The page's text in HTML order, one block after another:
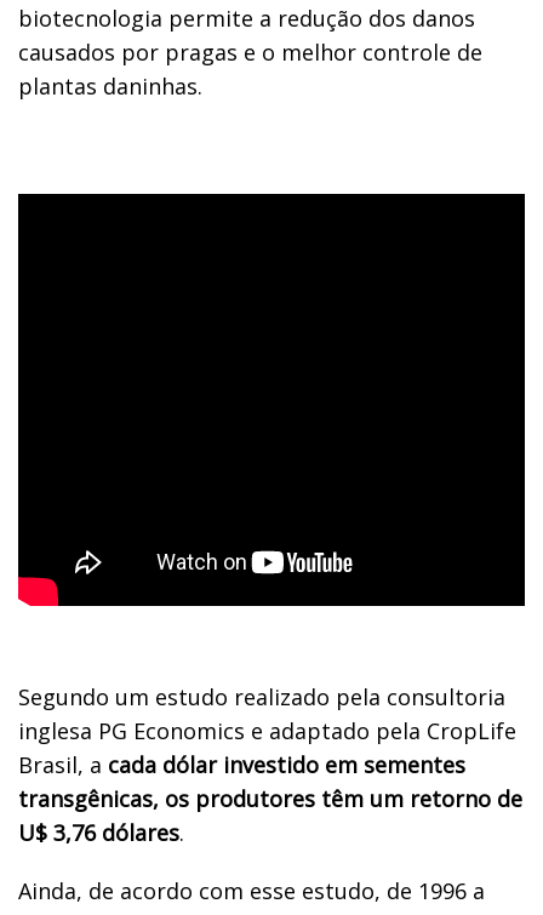
biotecnologia permite a redução dos danos
causados por pragas e o melhor controle de
plantas daninhas.
Segundo um estudo realizado pela consultoria
inglesa PG Economics e adaptado pela CropLife
Brasil, a cada dólar investido em sementes
transgênicas, os produtores têm um retorno de
U$ 3,76 dólares.
Ainda, de acordo com esse estudo, de 1996 a